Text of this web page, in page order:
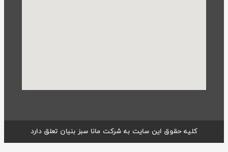
کلیه حقوق این سایت به شرکت مانا سبز بنیان تعلق دارد